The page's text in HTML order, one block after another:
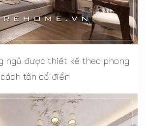
ngủ được thiết kế theo phong
cách tân cổ điển